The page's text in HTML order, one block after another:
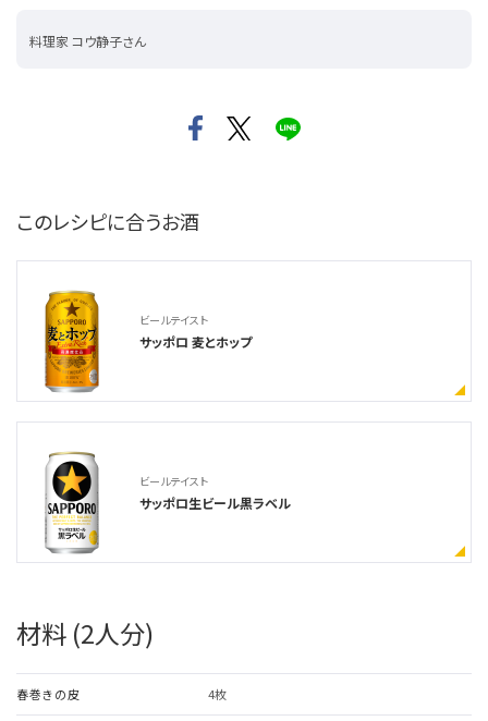
料理家 コウ静子さん
このレシピに合うお酒
ビールテイスト
サッポロ 麦とホップ
ビールテイスト
サッポロ生ビール黒ラベル
材料 (2人分)
春巻きの皮 4枚